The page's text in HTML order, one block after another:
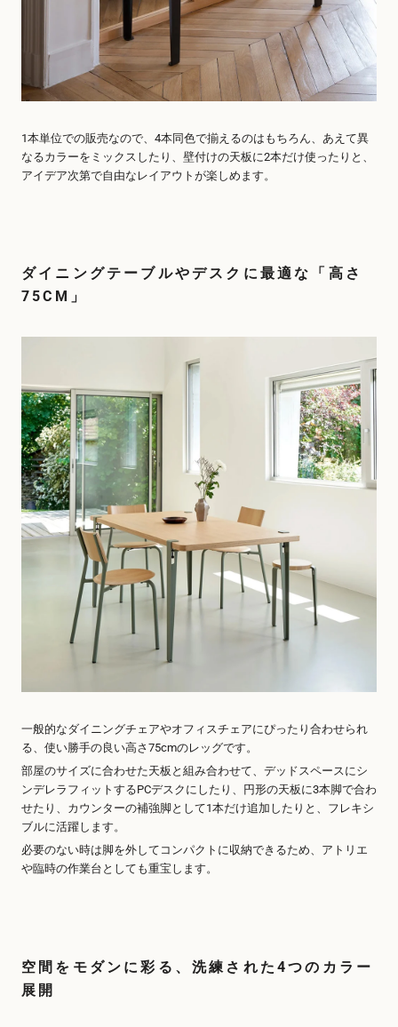
1本単位での販売なので、4本同色で揃えるのはもちろん、あえて異
なるカラーをミックスしたり、壁付けの天板に2本だけ使ったりと、
アイデア次第で自由なレイアウトが楽しめます。
ダイニングテーブルやデスクに最適な「高さ
75CM」
一般的なダイニングチェアやオフィスチェアにぴったり合わせられ
る、使い勝手の良い高さ75cmのレッグです。
部屋のサイズに合わせた天板と組み合わせて、デッドスペースにシ
ンデレラフィットするPCデスクにしたり、円形の天板に3本脚で合わ
せたり、カウンターの補強脚として1本だけ追加したりと、フレキシ
ブルに活躍します。
必要のない時は脚を外してコンパクトに収納できるため、アトリエ
や臨時の作業台としても重宝します。
空間をモダンに彩る、洗練された4つのカラー
展開